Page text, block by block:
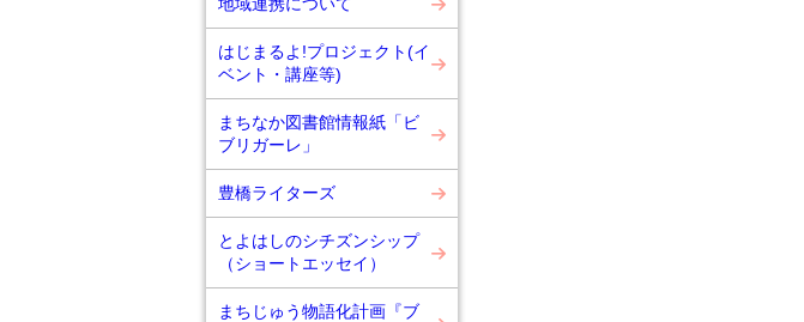
はじまるよ!プロジェクト(イ
ベント・講座等)
まちなか図書館情報紙「ビ
ブリガーレ」
豊橋ライターズ
とよはしのシチズンシップ
（ショートエッセイ）
まちじゅう物語化計画『ブ